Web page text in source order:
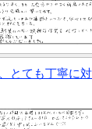
とても丁寧に